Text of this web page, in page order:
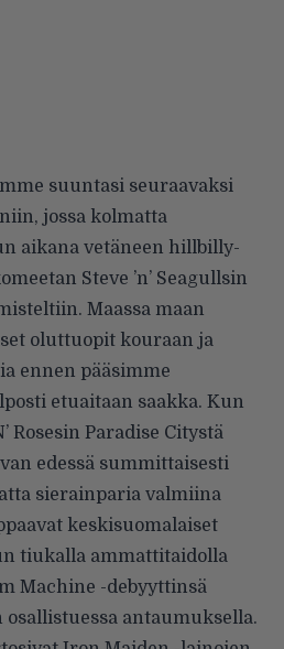
suuntasi seuraavaksi
jossa kolmatta
aikana vetäneen hillbilly-
Steve ’n’ Seagullsin
Maassa maan
oluttuopit kouraan ja
ennen pääsimme
etuaitaan saakka. Kun
Rosesin Paradise Citystä
edessä summittaisesti
sierainparia valmiina
keskisuomalaiset
tiukalla ammattitaidolla
Machine -debyyttinsä
osallistuessa antaumuksella.